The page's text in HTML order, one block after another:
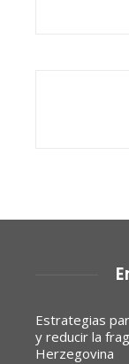
Estrategias
y reducir la
Herzegovina